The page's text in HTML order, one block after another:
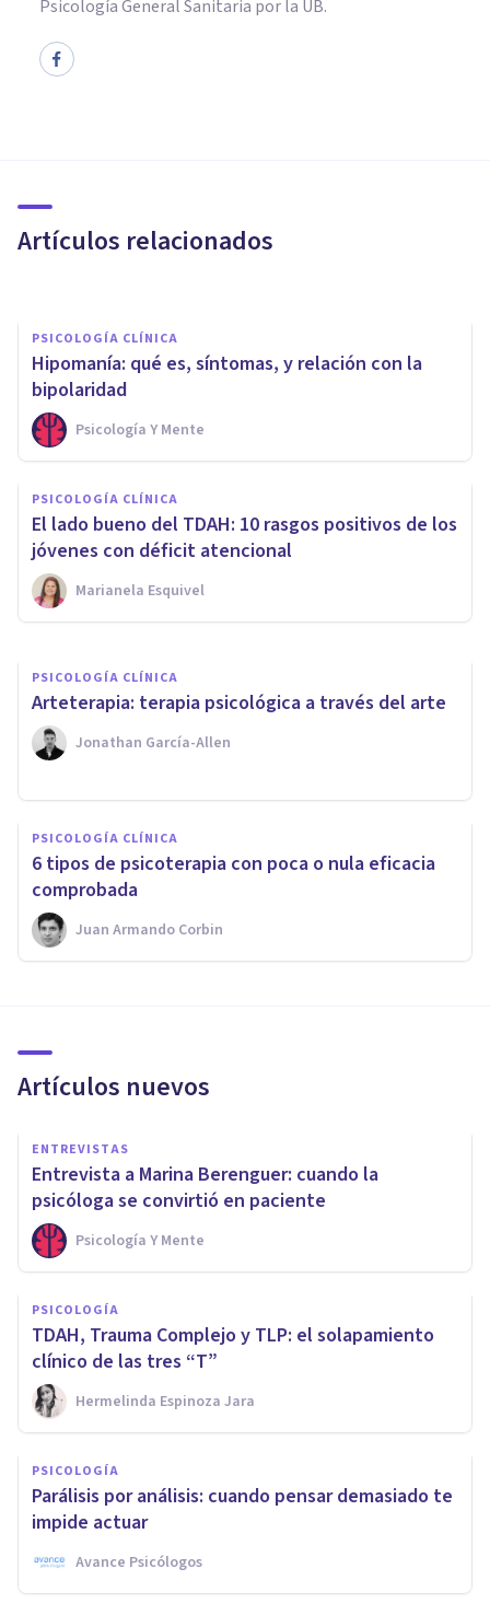
Psicología General Sanitaria por la UB.
Artículos relacionados
Jamás
PSICOLOGÍA CLÍNICA
Hipomanía: qué es, síntomas, y relación con la
bipolaridad
Psicología Y Mente
PSICOLOGÍA CLÍNICA
​El lado bueno del TDAH: 10 rasgos positivos de los
jóvenes con déficit atencional
Marianela Esquivel
Mindfulness en Vallcarca: así
trabaja el centro Psicotools
Arturo Torres
PSICOLOGÍA CLÍNICA
​Arteterapia: terapia psicológica a través del arte
Jonathan García-Allen
PSICOLOGÍA CLÍNICA
6 tipos de psicoterapia con poca o nula eficacia
comprobada
Juan Armando Corbin
Artículos nuevos
ENTREVISTAS
Entrevista a Marina Berenguer: cuando la
psicóloga se convirtió en paciente
Psicología Y Mente
PSICOLOGÍA
TDAH, Trauma Complejo y TLP: el solapamiento
clínico de las tres “T”
Hermelinda Espinoza Jara
PSICOLOGÍA
Parálisis por análisis: cuando pensar demasiado te
impide actuar
Avance Psicólogos